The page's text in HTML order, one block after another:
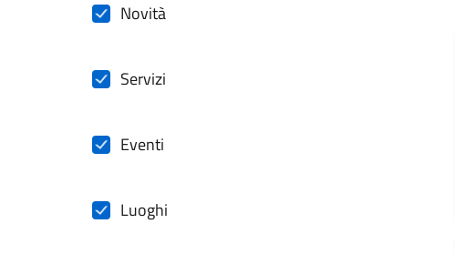
Novità
Servizi
Eventi
Luoghi